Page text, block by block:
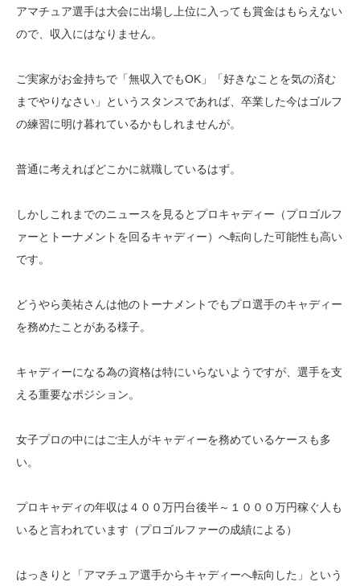
アマチュア選手は大会に出場し上位に入っても賞金はもらえない
ので、収入にはなりません。
ご実家がお金持ちで「無収入でもOK」「好きなことを気の済む
までやりなさい」というスタンスであれば、卒業した今はゴルフ
の練習に明け暮れているかもしれませんが。
普通に考えればどこかに就職しているはず。
しかしこれまでのニュースを見るとプロキャディー（プロゴルフ
ァーとトーナメントを回るキャディー）へ転向した可能性も高い
です。
どうやら美祐さんは他のトーナメントでもプロ選手のキャディー
を務めたことがある様子。
キャディーになる為の資格は特にいらないようですが、選手を支
える重要なポジション。
女子プロの中にはご主人がキャディーを務めているケースも多
い。
プロキャディの年収は４００万円台後半～１０００万円稼ぐ人も
いると言われています（プロゴルファーの成績による）
はっきりと「アマチュア選手からキャディーへ転向した」という